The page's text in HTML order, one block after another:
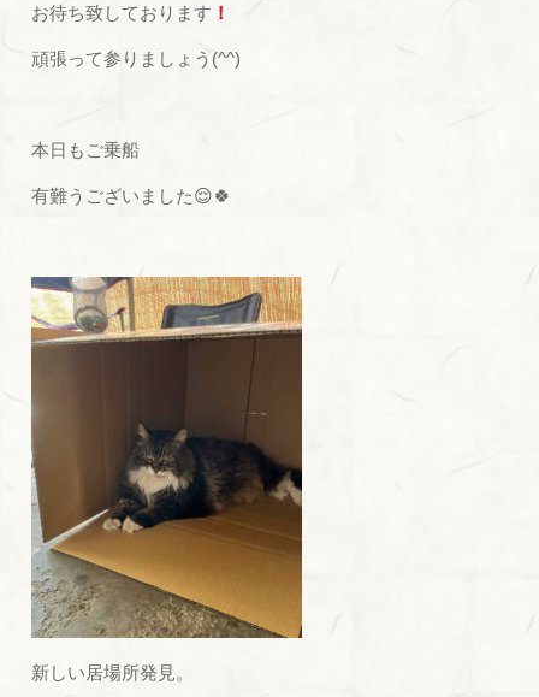
お待ち致しております ！
頑張って参りましょう(^^)
本日もご乗船
有難うございました😌🍀
新しい居場所発見。